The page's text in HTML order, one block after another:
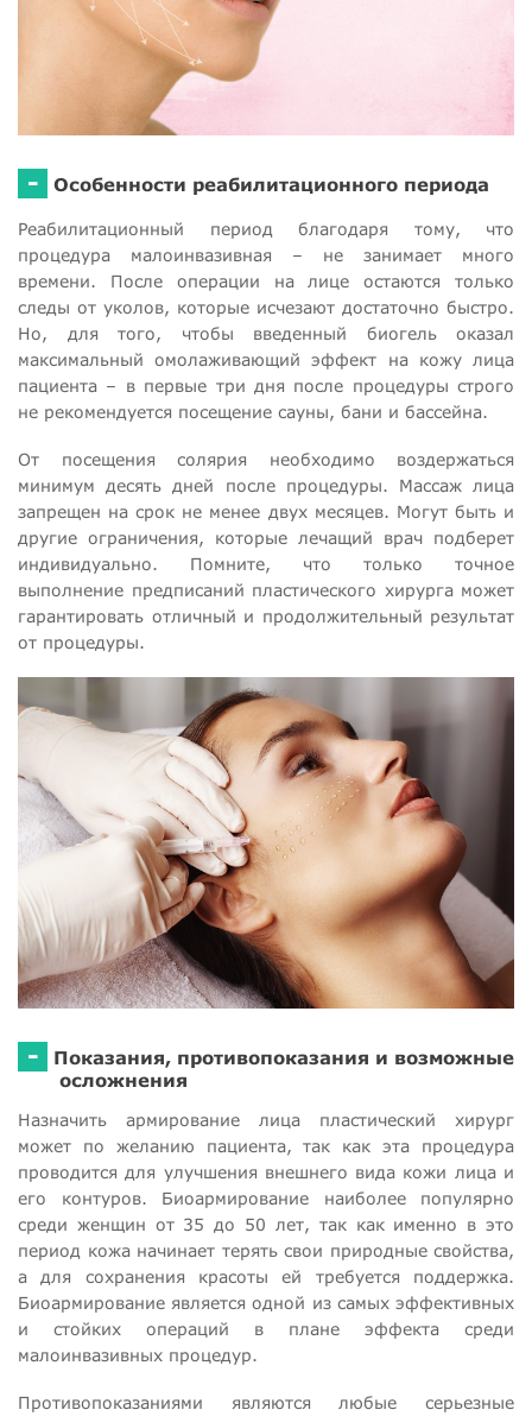
- Особенности реабилитационного периода
Реабилитационный период благодаря тому, что
процедура малоинвазивная – не занимает много
времени. После операции на лице остаются только
следы от уколов, которые исчезают достаточно быстро.
Но, для того, чтобы введенный биогель оказал
максимальный омолаживающий эффект на кожу лица
пациента – в первые три дня после процедуры строго
не рекомендуется посещение сауны, бани и бассейна.
От посещения солярия необходимо воздержаться
минимум десять дней после процедуры. Массаж лица
запрещен на срок не менее двух месяцев. Могут быть и
другие ограничения, которые лечащий врач подберет
индивидуально. Помните, что только точное
выполнение предписаний пластического хирурга может
гарантировать отличный и продолжительный результат
от процедуры.
-
Показания, противопоказания и возможные
осложнения
Назначить армирование лица пластический хирург
может по желанию пациента, так как эта процедура
проводится для улучшения внешнего вида кожи лица и
его контуров. Биоармирование наиболее популярно
среди женщин от 35 до 50 лет, так как именно в это
период кожа начинает терять свои природные свойства,
а для сохранения красоты ей требуется поддержка.
Биоармирование является одной из самых эффективных
и стойких операций в плане эффекта среди
малоинвазивных процедур.
Противопоказаниями являются любые серьезные